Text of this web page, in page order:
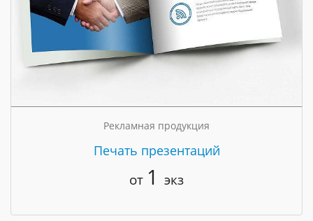
Рекламная продукция
Печать презентаций
от 1 экз